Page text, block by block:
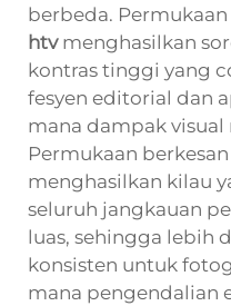
berbeda.
htv menghasilkan
kontras tinggi yang
fesyen editorial dan
mana dampak
Permukaan
menghasilkan kilau
seluruh jangkauan
luas, sehingga lebih
konsisten untuk
mana pengendalian